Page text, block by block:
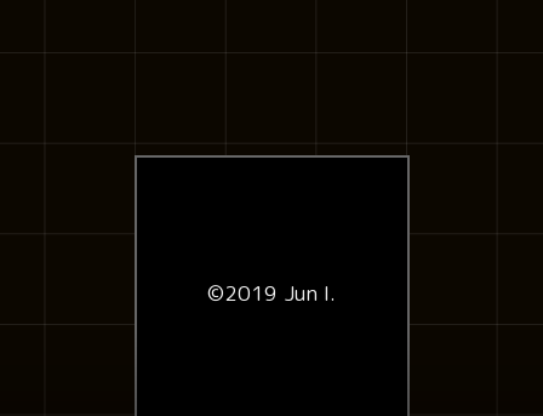
ヤ
©2019 Jun I.